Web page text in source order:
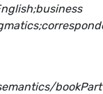
bookPart